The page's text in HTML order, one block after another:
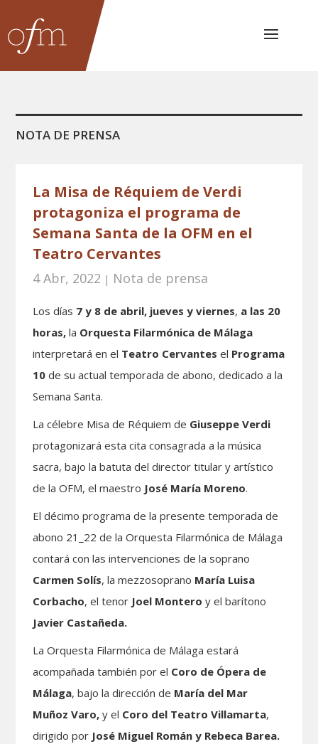
NOTA DE PRENSA
La Misa de Réquiem de Verdi
protagoniza el programa de
Semana Santa de la OFM en el
Teatro Cervantes
4 Abr, 2022 | Nota de prensa
Los días 7 y 8 de abril, jueves y viernes, a las 20
horas,la Orquesta Filarmónica de Málaga
interpretará en el Teatro Cervantes el Programa
10 de su actual temporada de abono, dedicado a la
Semana Santa.
La célebre Misa de Réquiem de Giuseppe Verdi
protagonizará esta cita consagrada a la música
sacra, bajo la batuta del director titular y artístico
de la OFM, el maestro José María Moreno.
El décimo programa de la presente temporada de
abono 21_22 de la Orquesta Filarmónica de Málaga
contará con las intervenciones de la soprano
Carmen Solís, la mezzosoprano María Luisa
Corbacho, el tenor Joel Montero y el barítono
Javier Castañeda.
La Orquesta Filarmónica de Málaga estará
acompañada también por el Coro de Ópera de
Málaga, bajo la dirección de María del Mar
Muñoz Varo, y el Coro del Teatro Villamarta,
dirigido por José Miguel Román y Rebeca Barea.